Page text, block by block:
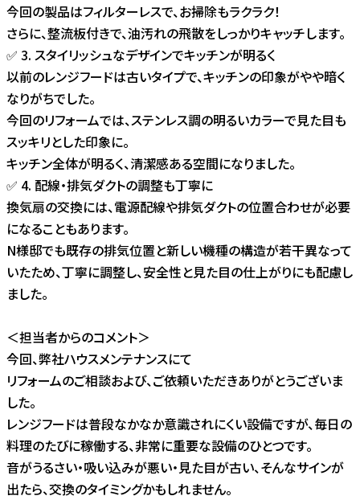
今回の製品はフィルターレスで、お掃除もラクラク！
さらに、整流板付きで、油汚れの飛散をしっかりキャッチします。
✅ 3. スタイリッシュなデザインでキッチンが明るく
以前のレンジフードは古いタイプで、キッチンの印象がやや暗く
なりがちでした。
今回のリフォームでは、ステンレス調の明るいカラーで見た目も
スッキリとした印象に。
キッチン全体が明るく、清潔感ある空間になりました。
✅ 4. 配線・排気ダクトの調整も丁寧に
換気扇の交換には、電源配線や排気ダクトの位置合わせが必要
になることもあります。
N様邸でも既存の排気位置と新しい機種の構造が若干異なって
いたため、丁寧に調整し、安全性と見た目の仕上がりにも配慮し
ました。
＜担当者からのコメント＞
今回、弊社ハウスメンテナンスにて
リフォームのご相談および、ご依頼いただきありがとうございま
した。
レンジフードは普段なかなか意識されにくい設備ですが、毎日の
料理のたびに稼働する、非常に重要な設備のひとつです。
音がうるさい・吸い込みが悪い・見た目が古い、そんなサインが
出たら、交換のタイミングかもしれません。